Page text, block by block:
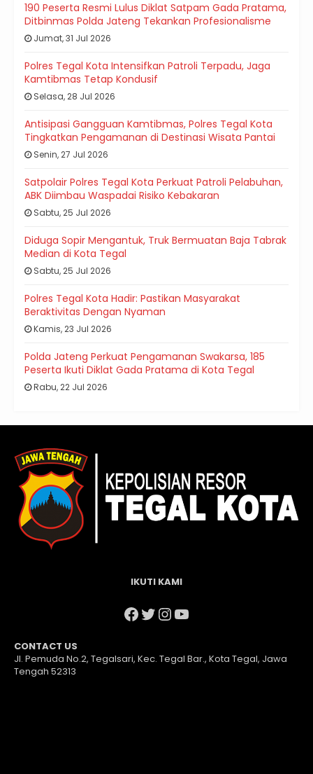
190 Peserta Resmi Lulus Diklat Satpam Gada Pratama,
Ditbinmas Polda Jateng Tekankan Profesionalisme
Jumat, 31 Jul 2026
Polres Tegal Kota Intensifkan Patroli Terpadu, Jaga
Kamtibmas Tetap Kondusif
Selasa, 28 Jul 2026
Antisipasi Gangguan Kamtibmas, Polres Tegal Kota
Tingkatkan Pengamanan di Destinasi Wisata Pantai
Senin, 27 Jul 2026
Satpolair Polres Tegal Kota Perkuat Patroli Pelabuhan,
ABK Diimbau Waspadai Risiko Kebakaran
Sabtu, 25 Jul 2026
Diduga Sopir Mengantuk, Truk Bermuatan Baja Tabrak
Median di Kota Tegal
Sabtu, 25 Jul 2026
Polres Tegal Kota Hadir: Pastikan Masyarakat
Beraktivitas Dengan Nyaman
Kamis, 23 Jul 2026
Polda Jateng Perkuat Pengamanan Swakarsa, 185
Peserta Ikuti Diklat Gada Pratama di Kota Tegal
Rabu, 22 Jul 2026
IKUTI KAMI
Facebook
Twitter
Instagram
YouTube
CONTACT US
Jl. Pemuda No.2, Tegalsari, Kec. Tegal Bar., Kota Tegal, Jawa
Tengah 52313